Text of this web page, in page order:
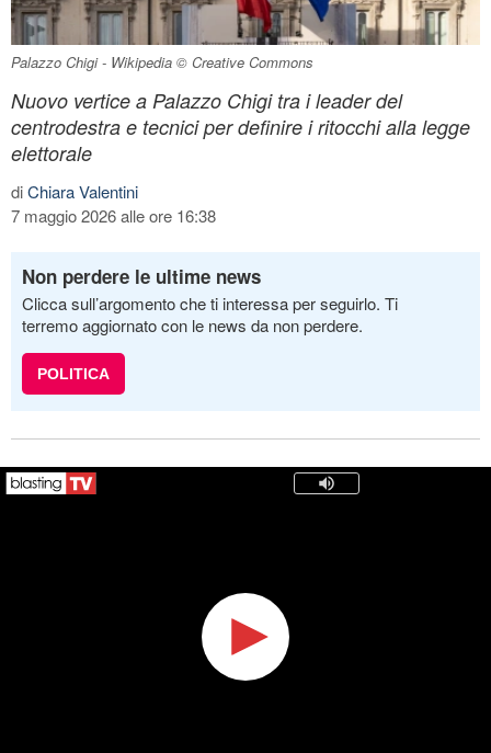
Palazzo Chigi - Wikipedia © Creative Commons
Nuovo vertice a Palazzo Chigi tra i leader del
centrodestra e tecnici per definire i ritocchi alla legge
elettorale
diChiara Valentini
7 maggio 2026 alle ore 16:38
Non perdere le ultime news
Clicca sull’argomento che ti interessa per seguirlo. Ti
terremo aggiornato con le news da non perdere.
POLITICA